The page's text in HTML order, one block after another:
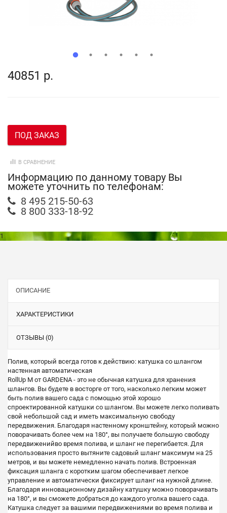
40851 р.
ПОД ЗАКАЗ
В СРАВНЕНИЕ
Информацию по данному товару Вы
можете уточнить по телефонам:
8 495 215-50-63
8 800 333-18-92
1
ОПИСАНИЕ
ХАРАКТЕРИСТИКИ
ОТЗЫВЫ (0)
Полив, который всегда готов к действию: катушка со шлангом
настенная автоматическая
RollUp M от GARDENA - это не обычная катушка для хранения
шлангов. Вы будете в восторге от того, насколько легким может
быть полив вашего сада с помощью этой хорошо
спроектированной катушки со шлангом. Вы можете легко поливать
свой небольшой сад и иметь максимальную свободу
передвижения. Благодаря настенному кронштейну, который можно
поворачивать более чем на 180°, вы получаете большую свободу
передвиженийво время полива, и шланг не перегибается. Для
использования просто вытяните садовый шланг максимум на 25
метров, и вы можете немедленно начать полив. Встроенная
фиксация шланга с коротким шагом обеспечивает легкое
управление и автоматически фиксирует шланг на нужной длине.
Благодаря инновационному дизайну катушку можно поворачивать
на 180°, и вы сможете добраться до каждого уголка вашего сада.
Катушка следует за вашими передвижениями во время полива и